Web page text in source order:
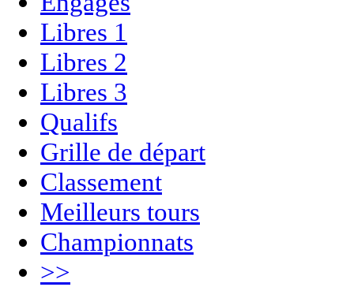
Libres 1
Libres 2
Libres 3
Qualifs
Grille de départ
Classement
Meilleurs tours
Championnats
>>